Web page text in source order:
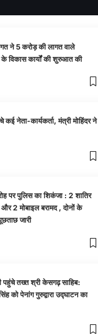
ने 5 करोड़ की लागत वाले
विकास कार्यों की शुरुआत की
नेता-कार्यकर्ता, मंत्री मोहिंदर ने
पर पुलिस का शिकंजा : 2 शातिर
2 मोबाइल बरामद , दोनों के
जारी
पहुंचे तख्त श्री केसगढ़ साहिब:
को पेनांग गुरुद्वारा उद्घाटन का